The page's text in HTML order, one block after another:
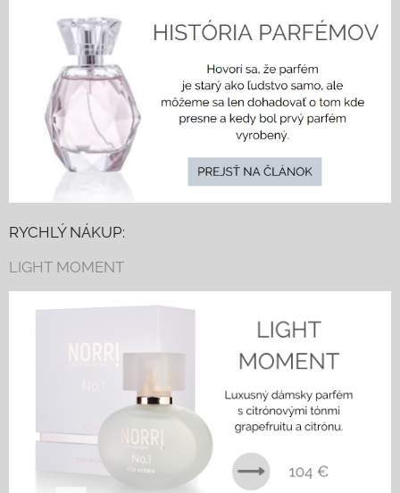
RYCHLÝ NÁKUP:
LIGHT MOMENT